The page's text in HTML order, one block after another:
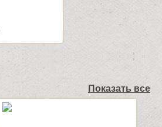
Показать все